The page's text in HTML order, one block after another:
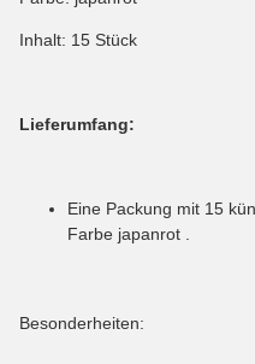
Inhalt: 15 Stück
Lieferumfang:
Eine Packung mit 15
Farbe japanrot .
Besonderheiten: